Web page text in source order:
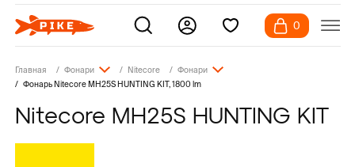
0
Главная Фонари Nitecore
Фонари
Фонарь Nitecore MH25S HUNTING KIT, 1800 lm
Nitecore MH25S HUNTING KIT